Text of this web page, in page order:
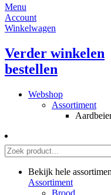
Menu
Account
Winkelwagen
Verder winkelen
bestellen
Webshop
Assortiment
Bekijk hele
Assortiment
Brood